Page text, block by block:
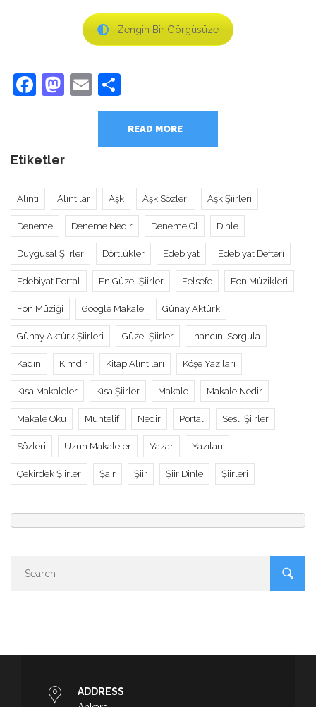
Zengin Bir Görgüsüze
Facebook
Mastodon
Email
READ MORE
Etiketler
Alıntı Alıntılar Aşk Aşk Sözleri Aşk Şiirleri
Deneme Deneme Nedir Deneme Ol Dinle
Duygusal Şiirler Dörtlükler Edebiyat Edebiyat Defteri
Edebiyat Portal En Güzel Şiirler Felsefe Fon Müzikleri
Fon Müziği Google Makale Günay Aktürk
Günay Aktürk Şiirleri Güzel Şiirler Inancını Sorgula
Kadın Kimdir Kitap Alıntıları Köşe Yazıları
Kısa Makaleler Kısa Şiirler Makale Makale Nedir
Makale Oku Muhtelif Nedir Portal Sesli Şiirler
Sözleri Uzun Makaleler Yazar Yazıları
Çekirdek Şiirler Şair Şiir Şiir Dinle Şiirleri
ADDRESS